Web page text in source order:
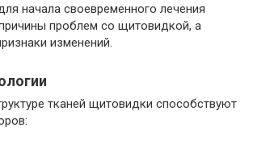
начала своевременного лечения
проблем со щитовидкой, а
изменений.
тканей щитовидки способствуют